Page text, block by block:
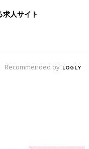
パパはできる限り聞き
できごとから推測して
だ、遊んだんだね」
てみましょう。
求人サイト
Recommended by